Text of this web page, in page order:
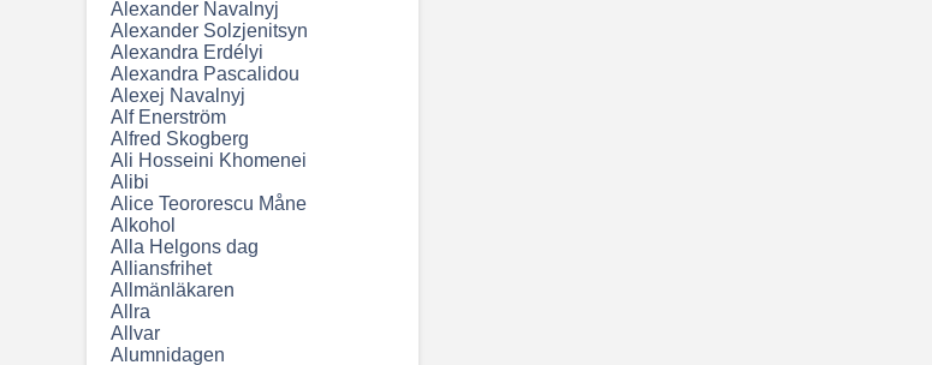
Alexander Navalnyj
Alexander Solzjenitsyn
Alexandra Erdélyi
Alexandra Pascalidou
Alexej Navalnyj
Alf Enerström
Alfred Skogberg
Ali Hosseini Khomenei
Alibi
Alice Teororescu Måne
Alkohol
Alla Helgons dag
Alliansfrihet
Allmänläkaren
Allra
Allvar
Alumnidagen